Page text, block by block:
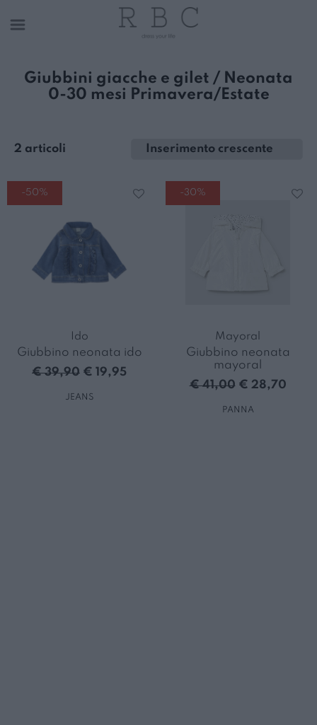
Giubbini giacche e gilet / Neonata
0-30 mesi Primavera/Estate
2 articoli
-50%
Ido
Giubbino neonata ido
€ 39,90 € 19,95
JEANS
-30%
Mayoral
Giubbino neonata
mayoral
€ 41,00 € 28,70
PANNA